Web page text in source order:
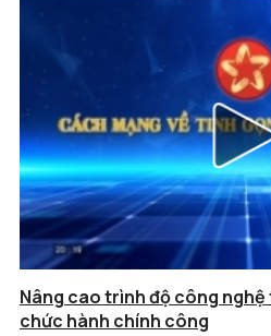
Nâng cao trình độ công
chức hành chính công